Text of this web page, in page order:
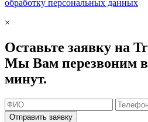
обработку персональных данных
×
Оставьте заявку на
Мы Вам перезвоним в
минут.
Отправить заявку